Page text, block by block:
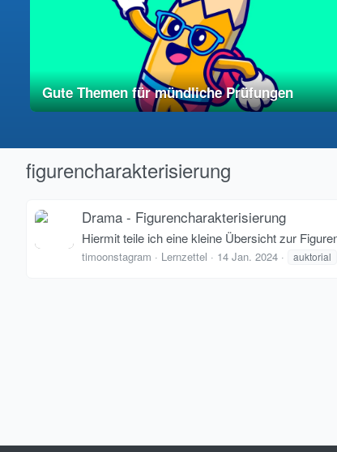
Gute Themen für mündliche Prüfungen
figurencharakterisierung
Drama - Figurencharakterisierung
Hiermit teile ich eine kleine Übersicht zur
timoonstagram Lernzettel 14 Jan. 2024 auktorial